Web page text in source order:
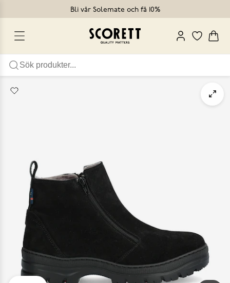
Bli vår Solemate och få 10%